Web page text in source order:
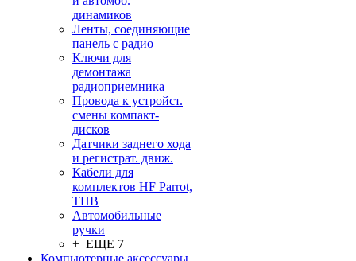
динамиков
Ленты, соединяющие
панель с радио
Ключи для
демонтажа
радиоприемника
Провода к устройст.
смены компакт-
дисков
Датчики заднего хода
и регистрат. движ.
Кабели для
комплектов HF Parrot,
THB
Автомобильные
ручки
+ ЕЩЕ 7
Компьютерные аксессуары